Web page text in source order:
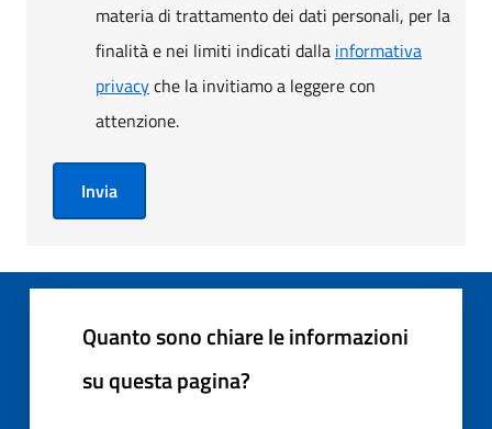
materia di trattamento dei dati personali, per la
finalità e nei limiti indicati dalla informativa
privacyche la invitiamo a leggere con
attenzione.
Invia
Quanto sono chiare le informazioni
su questa pagina?